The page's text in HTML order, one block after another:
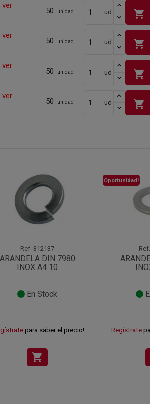
ver
50 unidad ud shopping_cart
ver
50 unidad ud shopping_cart
ver
50 unidad ud shopping_cart
ver
50 unidad ud shopping_cart
Ref. 312137
ARANDELA DIN 7980
INOX A4 10
En Stock
para saber el precio!
shopping_cart
Oportunidad!
Ref.
Regístrate